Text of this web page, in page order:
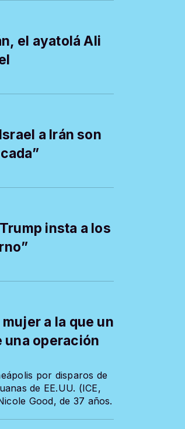
el ayatolá Ali
a Irán son
insta a los
a la que un
una operación
por disparos de
de EE.UU. (ICE,
Good, de 37 años.